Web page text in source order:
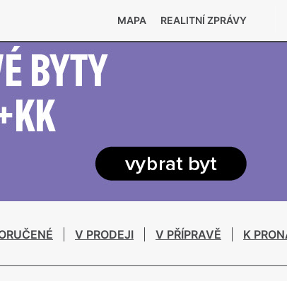
MAPA REALITNÍ ZPRÁVY
V PRODEJI V PŘÍPRAVĚ K